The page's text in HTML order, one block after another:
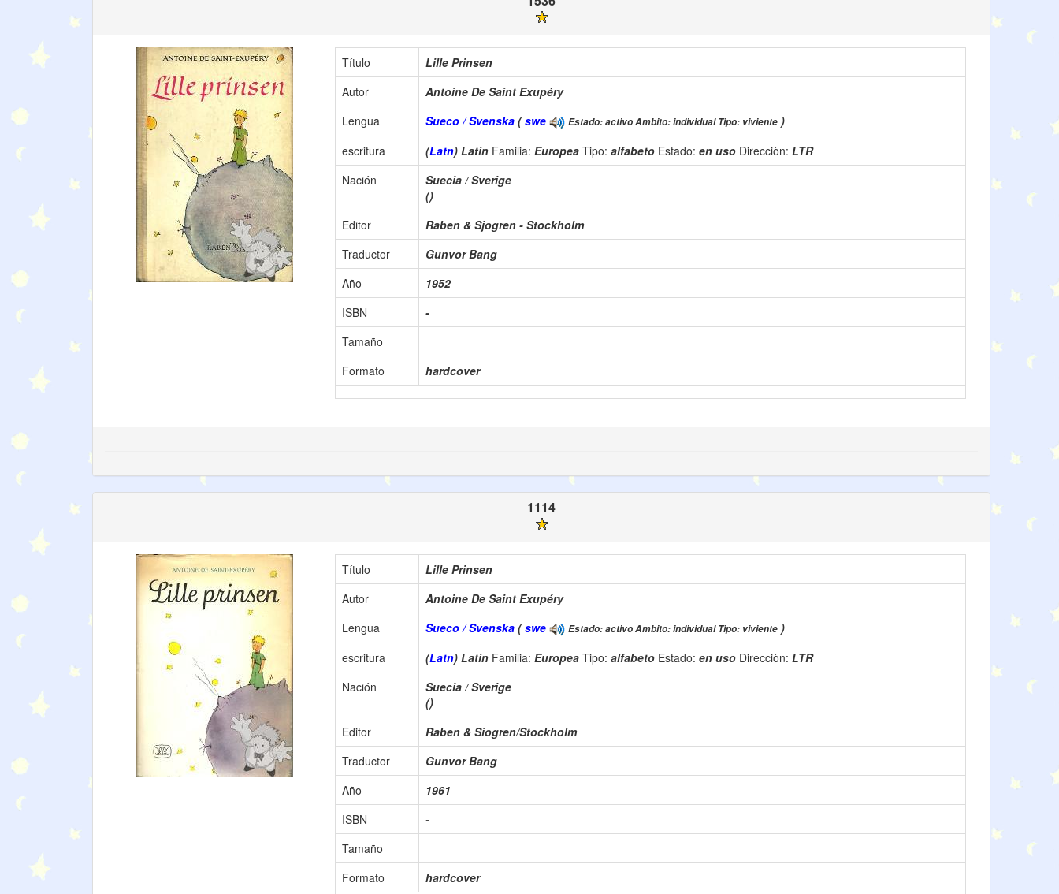
Título
Lille Prinsen
Autor
Antoine De Saint Exupéry
Lengua
Sueco / Svenska (swe Estado: activo Àmbito: individual Tipo: viviente )
escritura
(Latn) Latin Familia: Europea Tipo: alfabeto Estado: en uso Direcciòn: LTR
Nación
Suecia / Sverige
()
Editor
Raben & Sjogren - Stockholm
Traductor
Gunvor Bang
Año
1952
ISBN
-
Tamaño
Formato
hardcover
1114
Título
Lille Prinsen
Autor
Antoine De Saint Exupéry
Lengua
Sueco / Svenska (swe Estado: activo Àmbito: individual Tipo: viviente )
escritura
(Latn) Latin Familia: Europea Tipo: alfabeto Estado: en uso Direcciòn: LTR
Nación
Suecia / Sverige
()
Editor
Raben & Siogren/Stockholm
Traductor
Gunvor Bang
Año
1961
ISBN
-
Tamaño
Formato
hardcover